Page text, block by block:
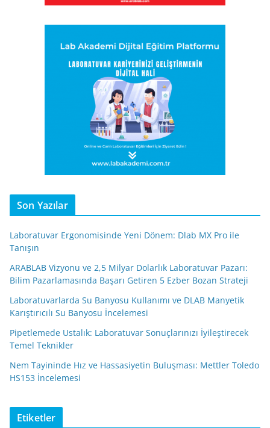
Son Yazılar
Laboratuvar Ergonomisinde Yeni Dönem: Dlab MX Pro ile
Tanışın
ARABLAB Vizyonu ve 2,5 Milyar Dolarlık Laboratuvar Pazarı:
Bilim Pazarlamasında Başarı Getiren 5 Ezber Bozan Strateji
Laboratuvarlarda Su Banyosu Kullanımı ve DLAB Manyetik
Karıştırıcılı Su Banyosu İncelemesi
Pipetlemede Ustalık: Laboratuvar Sonuçlarınızı İyileştirecek
Temel Teknikler
Nem Tayininde Hız ve Hassasiyetin Buluşması: Mettler Toledo
HS153 İncelemesi
Etiketler